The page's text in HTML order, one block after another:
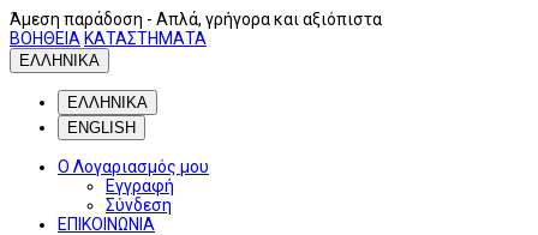
Άμεση παράδοση - Απλά, γρήγορα και αξιόπιστα
ΒΟΗΘΕΙΑ ΚΑΤΑΣΤΗΜΑΤΑ
ΕΛΛΗΝΙΚΑ
ΕΛΛΗΝΙΚΑ
ENGLISH
Ο Λογαριασμός μου
Εγγραφή
Σύνδεση
ΕΠΙΚΟΙΝΩΝΙΑ